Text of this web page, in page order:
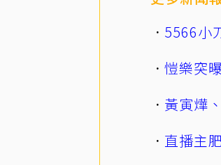
5566小
愷樂突
黃寅燁
直播主